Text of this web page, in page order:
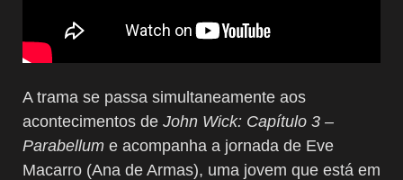
A trama se passa simultaneamente aos
acontecimentos de John Wick: Capítulo 3 –
Parabellum e acompanha a jornada de Eve
Macarro (Ana de Armas), uma jovem que está em